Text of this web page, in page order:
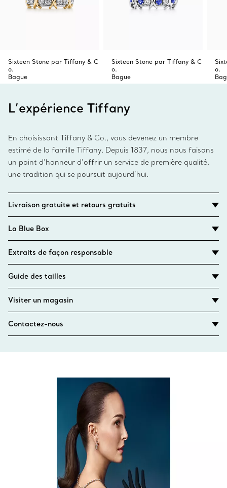
Sixteen Stone par Tiffany & C
o.
Bague
Sixteen Stone par Tiffany & C
o.
Bague
o.
L’expérience Tiffany
En choisissant Tiffany & Co., vous devenez un membre
estimé de la famille Tiffany. Depuis 1837, nous nous faisons
un point d’honneur d’offrir un service de première qualité,
une tradition qui se poursuit aujourd’hui.
Livraison gratuite et retours gratuits
La Blue Box
Extraits de façon responsable
Guide des tailles
Visiter un magasin
Contactez-nous